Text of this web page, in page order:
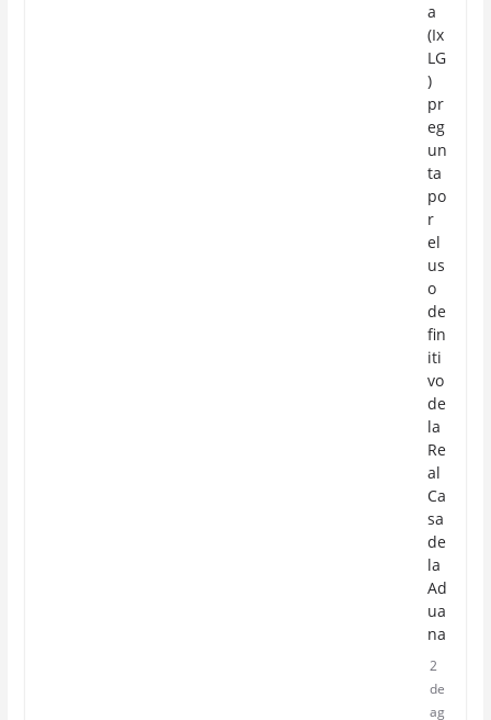
a
(Ix
LG
)
pr
eg
un
ta
po
r
el
us
o
de
fin
iti
vo
de
la
Re
al
Ca
sa
de
la
Ad
ua
na
2
de
ag